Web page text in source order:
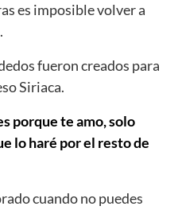
es imposible volver a
fueron creados para
Siriaca.
porque te amo, solo
lo haré por el resto de
cuando no puedes